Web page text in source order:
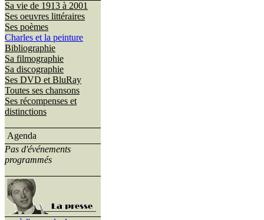
Sa vie de 1913 à 2001
Ses oeuvres littéraires
Ses poèmes
Charles et la peinture
Bibliographie
Sa filmographie
Sa discographie
Ses DVD et BluRay
Toutes ses chansons
Ses récompenses et
distinctions
Agenda
Pas d'événements
programmés